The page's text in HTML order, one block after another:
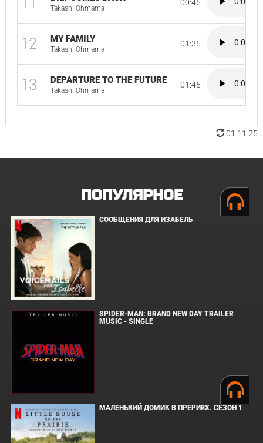
Takashi Ohmama
00:45
12 MY FAMILY
Takashi Ohmama
01:35
13 DEPARTURE TO THE FUTURE
Takashi Ohmama
01:45
01.11.25
ПОПУЛЯРНОЕ
СООБЩЕНИЯ ДЛЯ ИЗАБЕЛЬ
SPIDER-MAN: BRAND NEW DAY TRAILER
MUSIC - SINGLE
МАЛЕНЬКИЙ ДОМИК В ПРЕРИЯХ. СЕЗОН 1